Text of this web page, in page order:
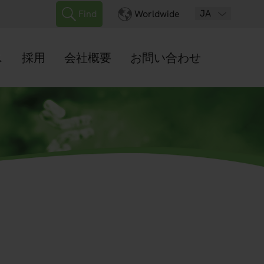
Find Worldwide JA
採用 会社概要 お問い合わせ